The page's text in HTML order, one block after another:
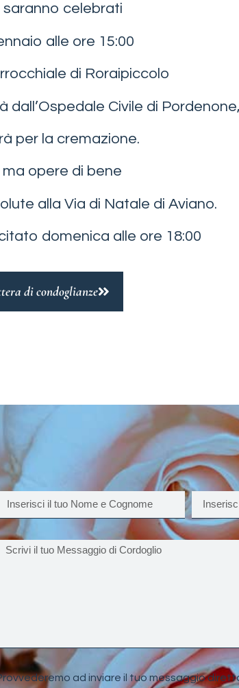
saranno celebrati
alle ore 15:00
di Roraipiccolo
dall’Ospedale Civile di
per la cremazione.
ma opere di bene
alla Via di Natale di Aviano.
domenica alle ore 18:00
di condoglianze
ad inviare il tuo messaggio